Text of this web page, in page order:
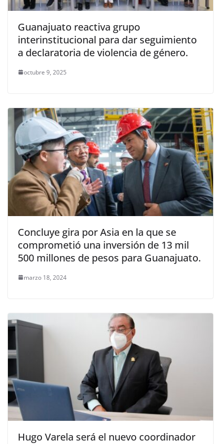
Guanajuato reactiva grupo
interinstitucional para dar seguimiento
a declaratoria de violencia de género.
octubre 9, 2025
Concluye gira por Asia en la que se
comprometió una inversión de 13 mil
500 millones de pesos para Guanajuato.
marzo 18, 2024
Hugo Varela será el nuevo coordinador